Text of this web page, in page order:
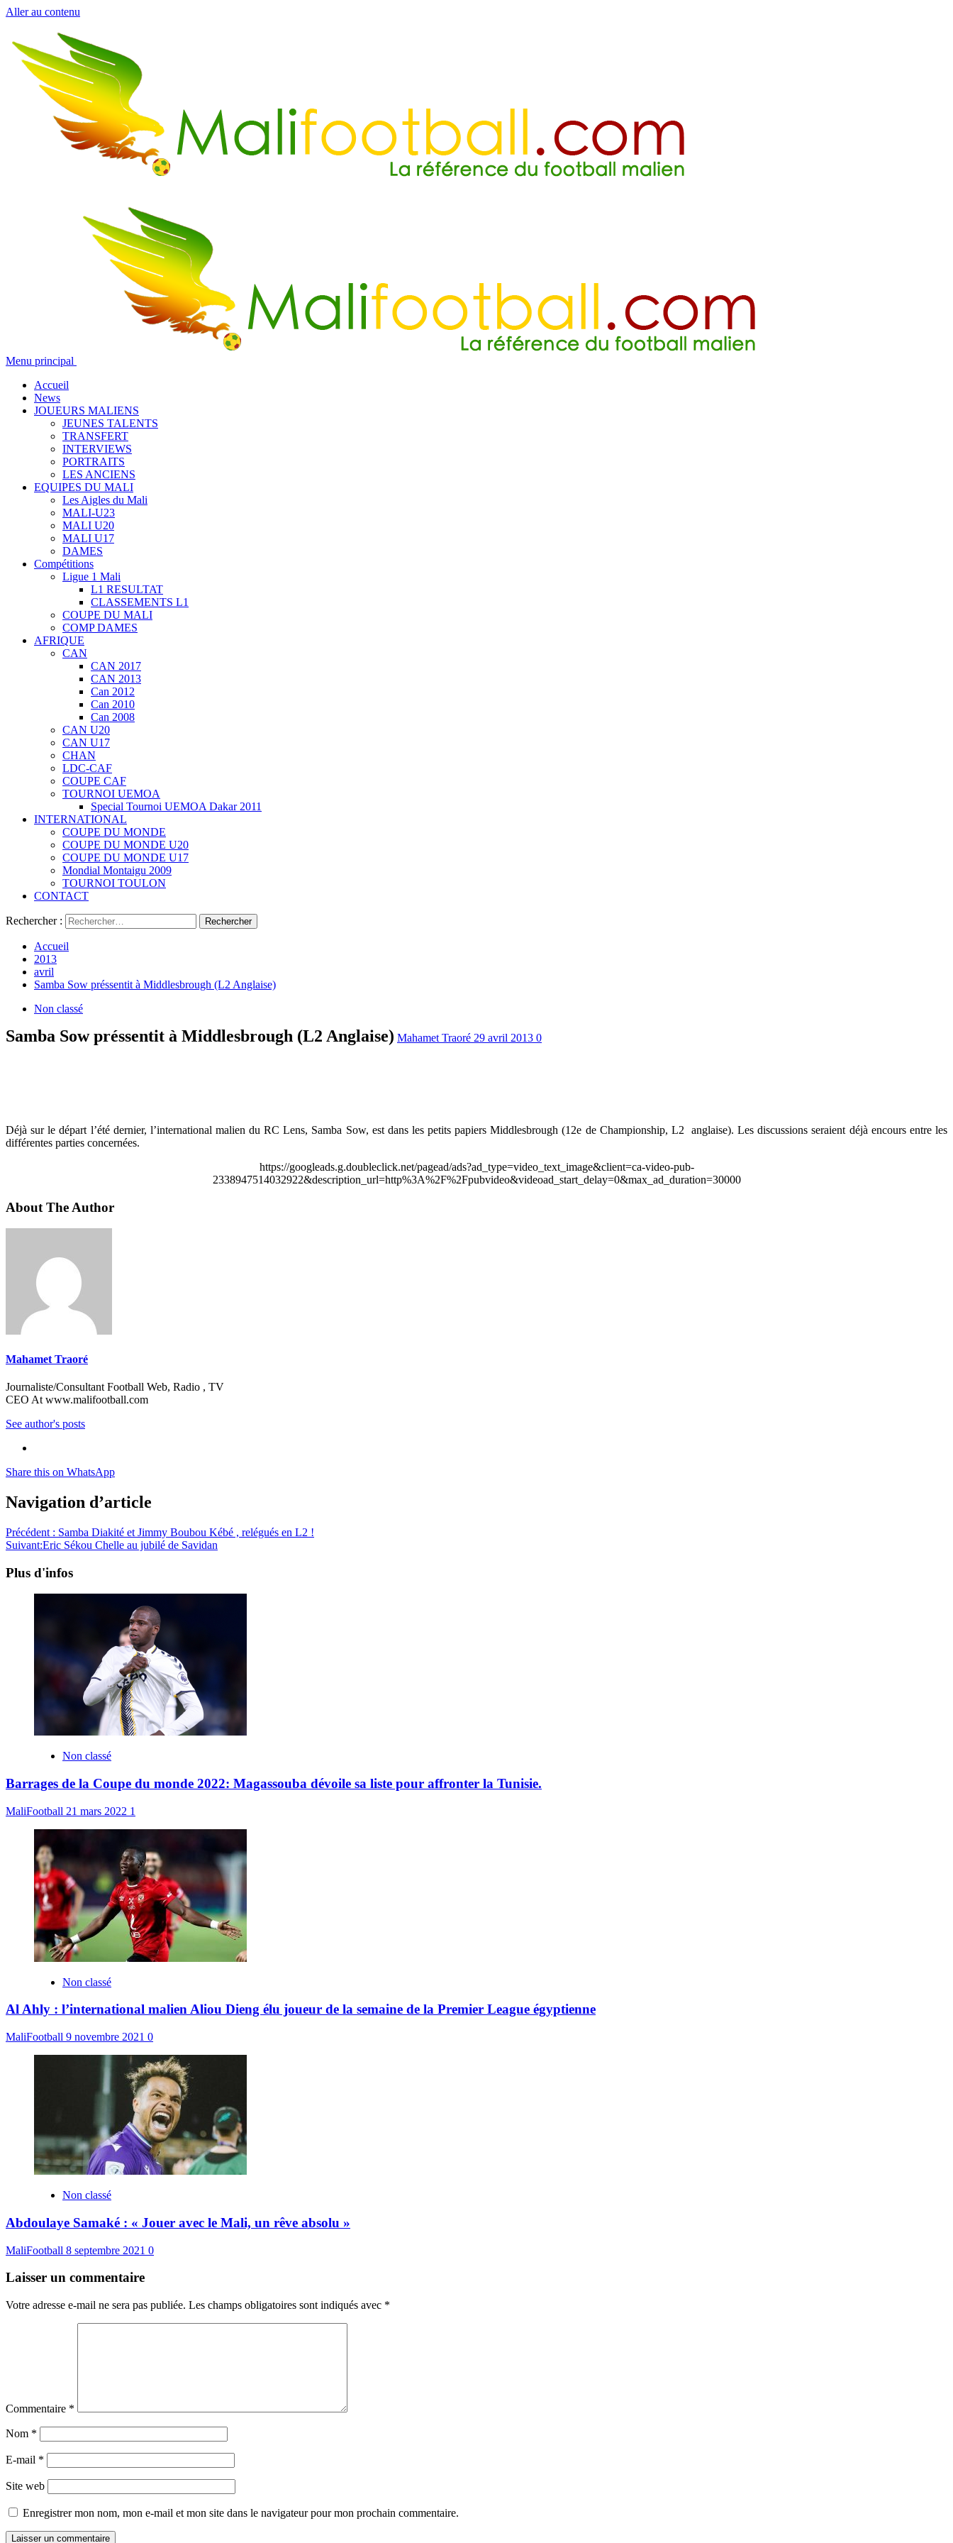
Aller au contenu
Menu principal
Accueil
News
JOUEURS MALIENS
JEUNES TALENTS
TRANSFERT
INTERVIEWS
PORTRAITS
LES ANCIENS
EQUIPES DU MALI
Les Aigles du Mali
MALI-U23
MALI U20
MALI U17
DAMES
Compétitions
Ligue 1 Mali
L1 RESULTAT
CLASSEMENTS L1
COUPE DU MALI
COMP DAMES
AFRIQUE
CAN
CAN 2017
CAN 2013
Can 2012
Can 2010
Can 2008
CAN U20
CAN U17
CHAN
LDC-CAF
COUPE CAF
TOURNOI UEMOA
Special Tournoi UEMOA Dakar 2011
INTERNATIONAL
COUPE DU MONDE
COUPE DU MONDE U20
COUPE DU MONDE U17
Mondial Montaigu 2009
TOURNOI TOULON
CONTACT
Rechercher :
Accueil
2013
avril
Samba Sow préssentit à Middlesbrough (L2 Anglaise)
Non classé
Samba Sow préssentit à Middlesbrough (L2 Anglaise) Mahamet Traoré 29 avril 2013 0
Déjà sur le départ l’été dernier, l’international malien du RC Lens, Samba Sow, est dans les petits papiers Middlesbrough (12e de Championship, L2 anglaise). Les discussions seraient déjà encours entre les
différentes parties concernées.
https://googleads.g.doubleclick.net/pagead/ads?ad_type=video_text_image&client=ca-video-pub-
2338947514032922&description_url=http%3A%2F%2Fpubvideo&videoad_start_delay=0&max_ad_duration=30000
About The Author
Mahamet Traoré
Journaliste/Consultant Football Web, Radio , TV
CEO At www.malifootball.com
See author's posts
Share this on WhatsApp
Navigation d’article
Précédent : Samba Diakité et Jimmy Boubou Kébé , relégués en L2 !
Suivant:Eric Sékou Chelle au jubilé de Savidan
Plus d'infos
Non classé
Barrages de la Coupe du monde 2022: Magassouba dévoile sa liste pour affronter la Tunisie.
MaliFootball 21 mars 2022 1
Non classé
Al Ahly : l’international malien Aliou Dieng élu joueur de la semaine de la Premier League égyptienne
MaliFootball 9 novembre 2021 0
Non classé
Abdoulaye Samaké : « Jouer avec le Mali, un rêve absolu »
MaliFootball 8 septembre 2021 0
Laisser un commentaire
Votre adresse e-mail ne sera pas publiée. Les champs obligatoires sont indiqués avec *
Commentaire *
Nom *
E-mail *
Site web
Enregistrer mon nom, mon e-mail et mon site dans le navigateur pour mon prochain commentaire.